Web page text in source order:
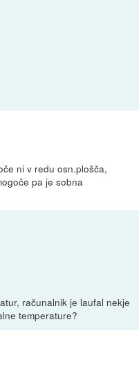
ni v redu osn.plošča,
pa je sobna
računalnik je laufal nekje
temperature?